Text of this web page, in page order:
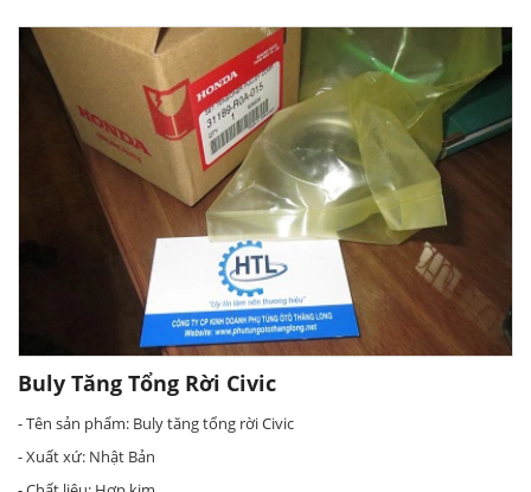
Buly Tăng Tổng Rời Civic
- Tên sản phẩm: Buly tăng tổng rời Civic
- Xuất xứ: Nhật Bản